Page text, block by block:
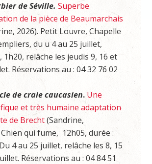
de Séville.Superbe
de la pièce de Beaumarchais
2026). Petit Louvre, Chapelle
du u 4 au 25 juillet,
1h20, relâche les jeudis 9, 16 et
Réservations au : 04 32 76 02
de craie caucasien. Une
et très humaine adaptation
de Brecht(Sandrine,
Chien qui fume, 12h05, durée :
4 au 25 juillet, relâche les 8, 15
Réservations au : 04 84 51